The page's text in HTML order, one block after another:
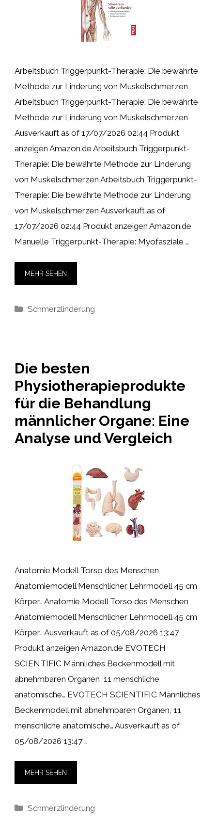
Arbeitsbuch Triggerpunkt-Therapie: Die bewährte
Methode zur Linderung von Muskelschmerzen
Arbeitsbuch Triggerpunkt-Therapie: Die bewährte
Methode zur Linderung von Muskelschmerzen
Ausverkauft as of 17/07/2026 02:44 Produkt
anzeigen Amazon.de Arbeitsbuch Triggerpunkt-
Therapie: Die bewährte Methode zur Linderung
von Muskelschmerzen Arbeitsbuch Triggerpunkt-
Therapie: Die bewährte Methode zur Linderung
von Muskelschmerzen Ausverkauft as of
17/07/2026 02:44 Produkt anzeigen Amazon.de
Manuelle Triggerpunkt-Therapie: Myofasziale …
MEHR SEHEN
Kategorien
Schmerzlinderung
Die besten
Physiotherapieprodukte
für die Behandlung
männlicher Organe: Eine
Analyse und Vergleich
Anatomie Modell Torso des Menschen
Anatomiemodell Menschlicher Lehrmodell 45 cm
Körper… Anatomie Modell Torso des Menschen
Anatomiemodell Menschlicher Lehrmodell 45 cm
Körper… Ausverkauft as of 05/08/2026 13:47
Produkt anzeigen Amazon.de EVOTECH
SCIENTIFIC Männliches Beckenmodell mit
abnehmbaren Organen, 11 menschliche
anatomische… EVOTECH SCIENTIFIC Männliches
Beckenmodell mit abnehmbaren Organen, 11
menschliche anatomische… Ausverkauft as of
05/08/2026 13:47 …
MEHR SEHEN
Kategorien
Schmerzlinderung